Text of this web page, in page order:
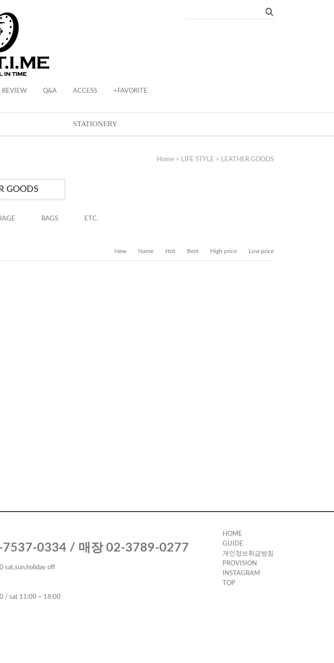
REVIEW Q&A ACCESS +FAVORITE
STATIONERY
Home > LIFE STYLE > LEATHER GOODS
GOODS
BAGS ETC.
New Name Hot Best High price Low price
7537-0334 / 매장 02-3789-0277
sat,sun,holiday off
/ sat 11:00 ~ 18:00
HOME
GUIDE
개인정보취급방침
PROVISION
INSTAGRAM
TOP